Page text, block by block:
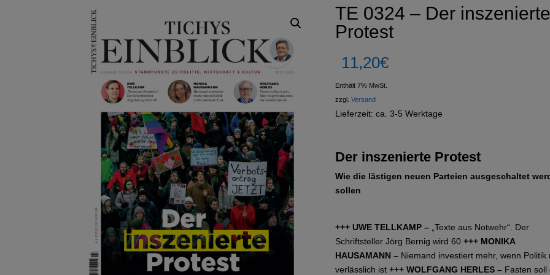
TE 0324 – Der
Protest
11,20€
Enthält 7% MwSt.
zzgl.Versand
Lieferzeit: ca. 3-5 Werktage
Der inszenierte Protest
Wie die lästigen neuen Parteien ausgeschaltet
sollen
+++ UWE TELLKAMP –„Texte aus Notwehr“. Der
Schriftsteller Jörg Bernig wird 60+++ MONIKA
HAUSAMANN – Niemand investiert mehr, wenn Politik
verlässlich ist+++ WOLFGANG HERLES – Fasten soll